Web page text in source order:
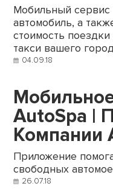
Мобильный сервис
автомобиль, а
стоимость
такси вашего
04.09.18
AutoSpa |
Компании
Приложение
свободных
26.07.18